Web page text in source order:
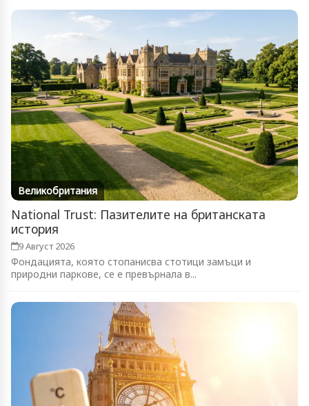
Великобритания
National Trust: Пазителите на британската
история
9 Август 2026
Фондацията, която стопанисва стотици замъци и
природни паркове, се е превърнала в...